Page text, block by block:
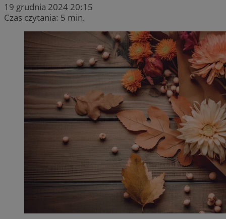
19 grudnia 2024 20:15
Czas czytania: 5 min.